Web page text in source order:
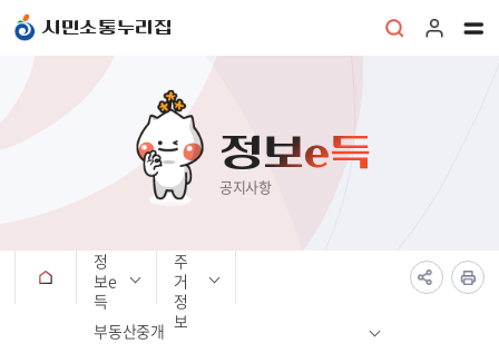
시민소통누리집
정보e득
공지사항
정
보e
득
주
거
정
보
부동산중개